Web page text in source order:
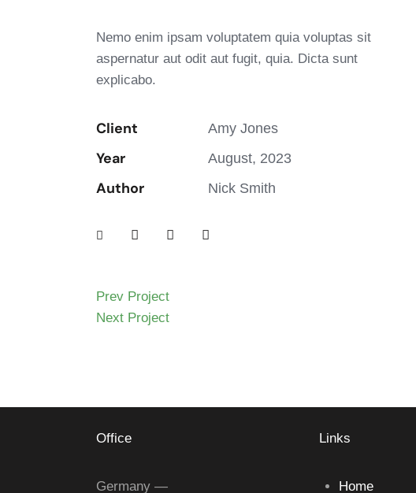
Nemo enim ipsam voluptatem quia voluptas sit
aspernatur aut odit aut fugit, quia. Dicta sunt
explicabo.
Client Amy Jones
Year August, 2023
Author Nick Smith
Prev Project
Next Project
Office
Germany —
Links
Home